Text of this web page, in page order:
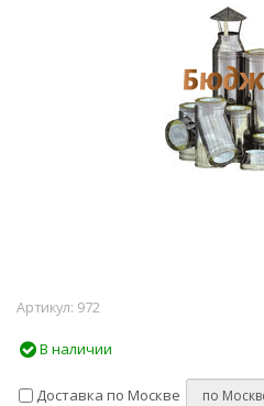
Артикул: 972
В наличии
Доставка по Москве